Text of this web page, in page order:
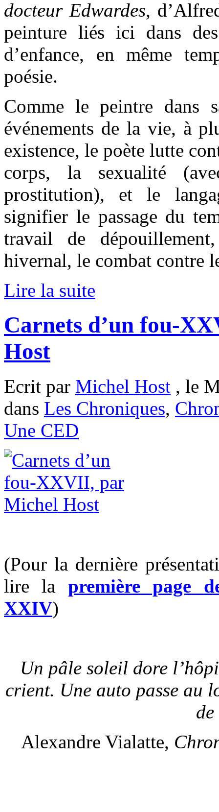
docteur Edwardes,
peinture liés ici dans
d’enfance, en même
poésie.
Comme le peintre dans
événements de la vie, à
existence, le poète lutte
corps, la sexualité
prostitution), et le
signifier le passage du
travail de
hivernal, le combat contre
Lire la suite
Carnets d’un fou-
Host
Ecrit par Michel Host , le
dans Les Chroniques,
Une CED
(Pour la dernière
lire la première page
XXIV)
Un pâle soleil dore
crient. Une auto passe au
Alexandre Vialatte,